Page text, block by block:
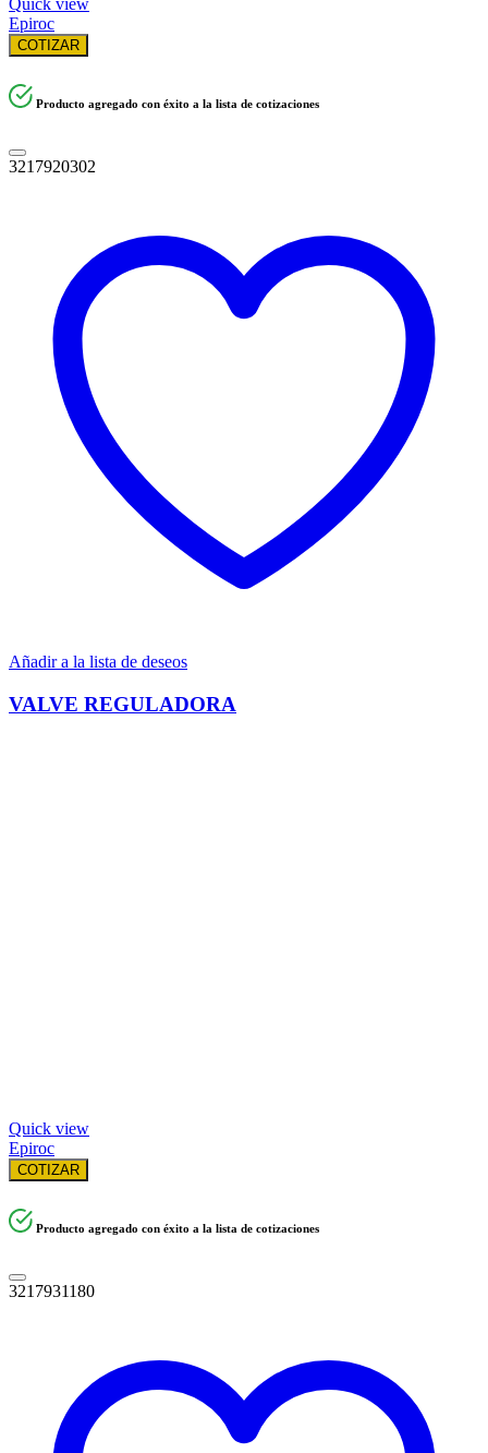
Epiroc
COTIZAR
Producto agregado con éxito a la lista de cotizaciones
3217920302
Añadir a la lista de deseos
VALVE REGULADORA
Quick view
Epiroc
COTIZAR
Producto agregado con éxito a la lista de cotizaciones
3217931180